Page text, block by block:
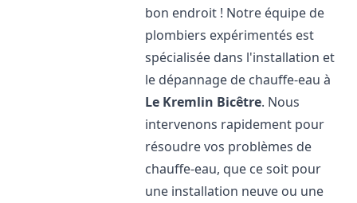
bon endroit ! Notre équipe de
plombiers expérimentés est
spécialisée dans l'installation et
le dépannage de chauffe-eau à
Le Kremlin Bicêtre. Nous
intervenons rapidement pour
résoudre vos problèmes de
chauffe-eau, que ce soit pour
une installation neuve ou une